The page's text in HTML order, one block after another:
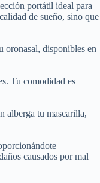
portátil ideal para
de sueño, sino que
oronasal, disponibles en
Tu comodidad es
alberga tu mascarilla,
causados por mal